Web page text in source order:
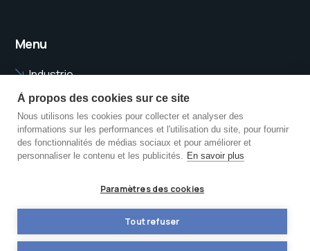
Menu
Industrie
Bâtiment
Particuliers
Nos projets
À propos des cookies sur ce site
Nous utilisons les cookies pour collecter et analyser des
informations sur les performances et l'utilisation du site, pour fournir
des fonctionnalités de médias sociaux et pour améliorer et
personnaliser le contenu et les publicités. En savoir plus
Paramètres des cookies
Tout refuser